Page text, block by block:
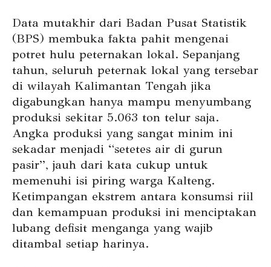
Data mutakhir dari Badan Pusat Statistik
(BPS) membuka fakta pahit mengenai
potret hulu peternakan lokal. Sepanjang
tahun, seluruh peternak lokal yang tersebar
di wilayah Kalimantan Tengah jika
digabungkan hanya mampu menyumbang
produksi sekitar 5.063 ton telur saja.
Angka produksi yang sangat minim ini
sekadar menjadi “setetes air di gurun
pasir”, jauh dari kata cukup untuk
memenuhi isi piring warga Kalteng.
Ketimpangan ekstrem antara konsumsi riil
dan kemampuan produksi ini menciptakan
lubang defisit menganga yang wajib
ditambal setiap harinya.